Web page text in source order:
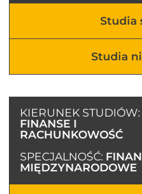
Studia
Studia
KIERUNEK STUDIÓW:
FINANSE I
RACHUNKOWOŚĆ
SPECJALNOŚĆ:
MIĘDZYNARODOWE